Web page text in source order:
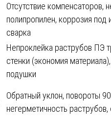
Отсутствие компенсаторов,
полипропилен, коррозия под
сварка
Непроклейка раструбов ПЭ
стенки (экономия
подушки
Обратный уклон, повороты
негерметичность раструбов,